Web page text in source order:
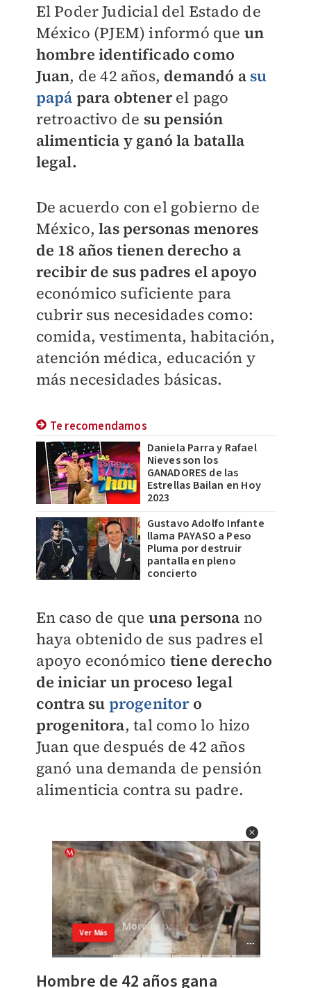
El Poder Judicial del Estado de
México (PJEM)informó que un
hombre identificado como
Juan, de 42 años, demandó a su
papá para obtenerel pago
retroactivo de su pensión
alimenticia y ganó la batalla
legal.
De acuerdo con el gobierno de
México,las personas menores
de 18 años tienen derecho a
recibir de sus padres el apoyo
económico suficiente para
cubrir sus necesidades como:
comida, vestimenta, habitación,
atención médica, educación y
más necesidades básicas.
Te recomendamos
Daniela Parra y Rafael
Nieves son los
GANADORES de las
Estrellas Bailan en Hoy
2023
Gustavo Adolfo Infante
llama PAYASO a Peso
Pluma por destruir
pantalla en pleno
concierto
En caso de que una persona no
haya obtenido de sus padres el
apoyo económico tiene derecho
de iniciar un proceso legal
contra su progenitoro
progenitora, tal como lo hizo
Juan que después de 42 años
ganó una demanda de pensión
alimenticia contra su padre.
Hombre de 42 años gana